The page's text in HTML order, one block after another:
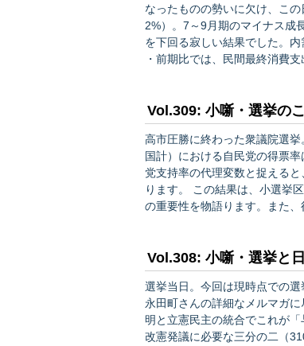
なったものの勢いに欠け、この日は株価も少し下
2%）。7～9月期のマイナス成
を下回る寂しい結果でした。
・前期比では、民間最終消費
金マイナスが続く中で力強さ
Vol.309: 小噺・選挙の
高市圧勝に終わった衆議院選挙。4点に分
国計）における自民党の得票
党支持率の代理変数と捉える
ります。 この結果は、小選挙区制度の狙いと怖さの双方を如実に示します。そして、選挙制度の議論
の重要性を物語ります。また
様、日本でも無党派層が選挙で極め
Vol.308: 小噺・選挙と
選挙当日。今回は現時点での選挙予想
永田町さんの詳細なメルマガ
明と立憲民主の統合でこれが
改憲発議に必要な三分の二（